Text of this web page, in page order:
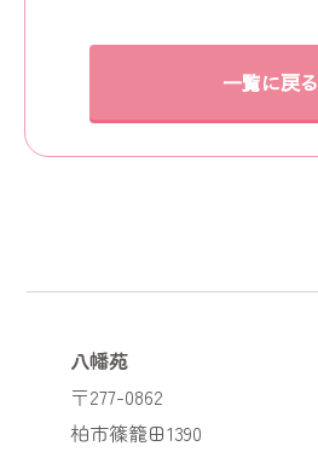
一覧に戻る
八幡苑
〒277-0862
柏市篠籠田1390